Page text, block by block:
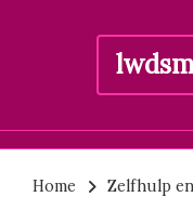
Home
Zelfhulp